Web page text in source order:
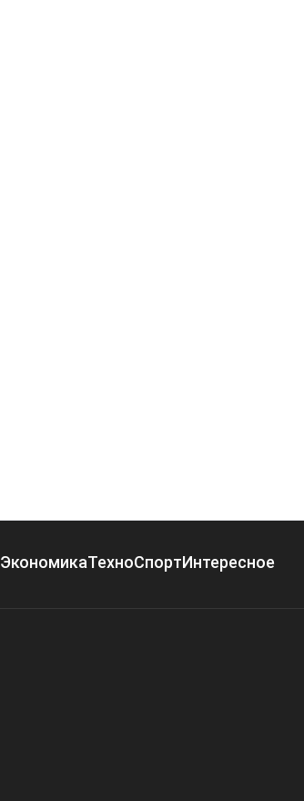
ЭкономикаТехноСпортИнтересное